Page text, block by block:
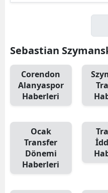
Sebastian
Corendon
Alanyaspor
Haberleri
Ocak
Transfer
Dönemi
Haberleri